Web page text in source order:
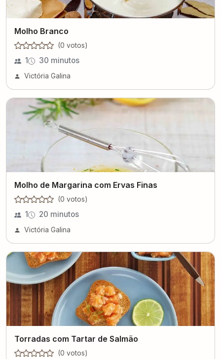
Molho Branco
(0 votos)
1 30 minutos
Victória Galina
Molho de Margarina com Ervas Finas
(0 votos)
1 20 minutos
Victória Galina
Torradas com Tartar de Salmão
(0 votos)